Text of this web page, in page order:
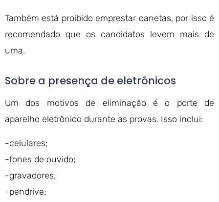
Também está proibido emprestar canetas, por isso é
recomendado que os candidatos levem mais de
uma.
Sobre a presença de eletrônicos
Um dos motivos de eliminação é o porte de
aparelho eletrônico durante as provas. Isso inclui:
-celulares;
-fones de ouvido;
-gravadores;
-pendrive;